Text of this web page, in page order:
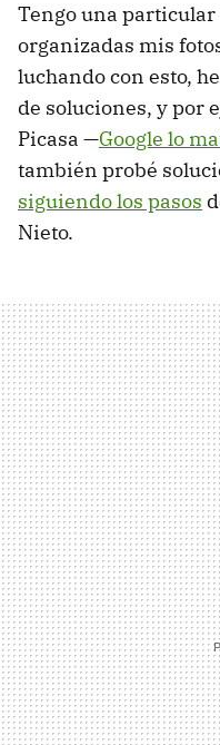
Tengo una
organizadas mis
luchando con esto,
de soluciones, y por
Picasa —Google lo
también probé
siguiendo los pasos
Nieto.